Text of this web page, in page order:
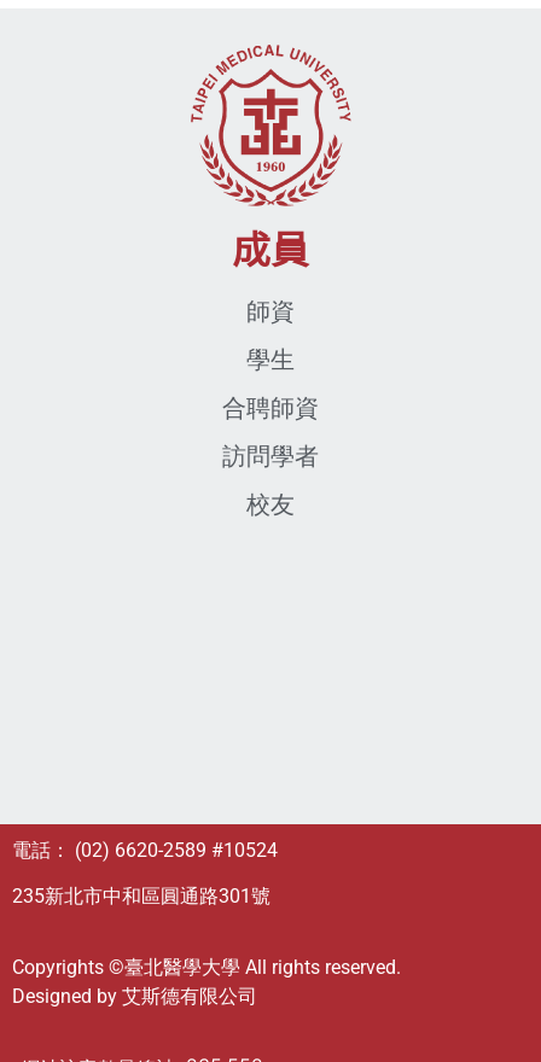
成員
師資
學生
合聘師資
訪問學者
校友
電話： (02) 6620-2589 #10524
235新北市中和區圓通路301號
Copyrights ©臺北醫學大學 All rights reserved.
Designed by 艾斯德有限公司